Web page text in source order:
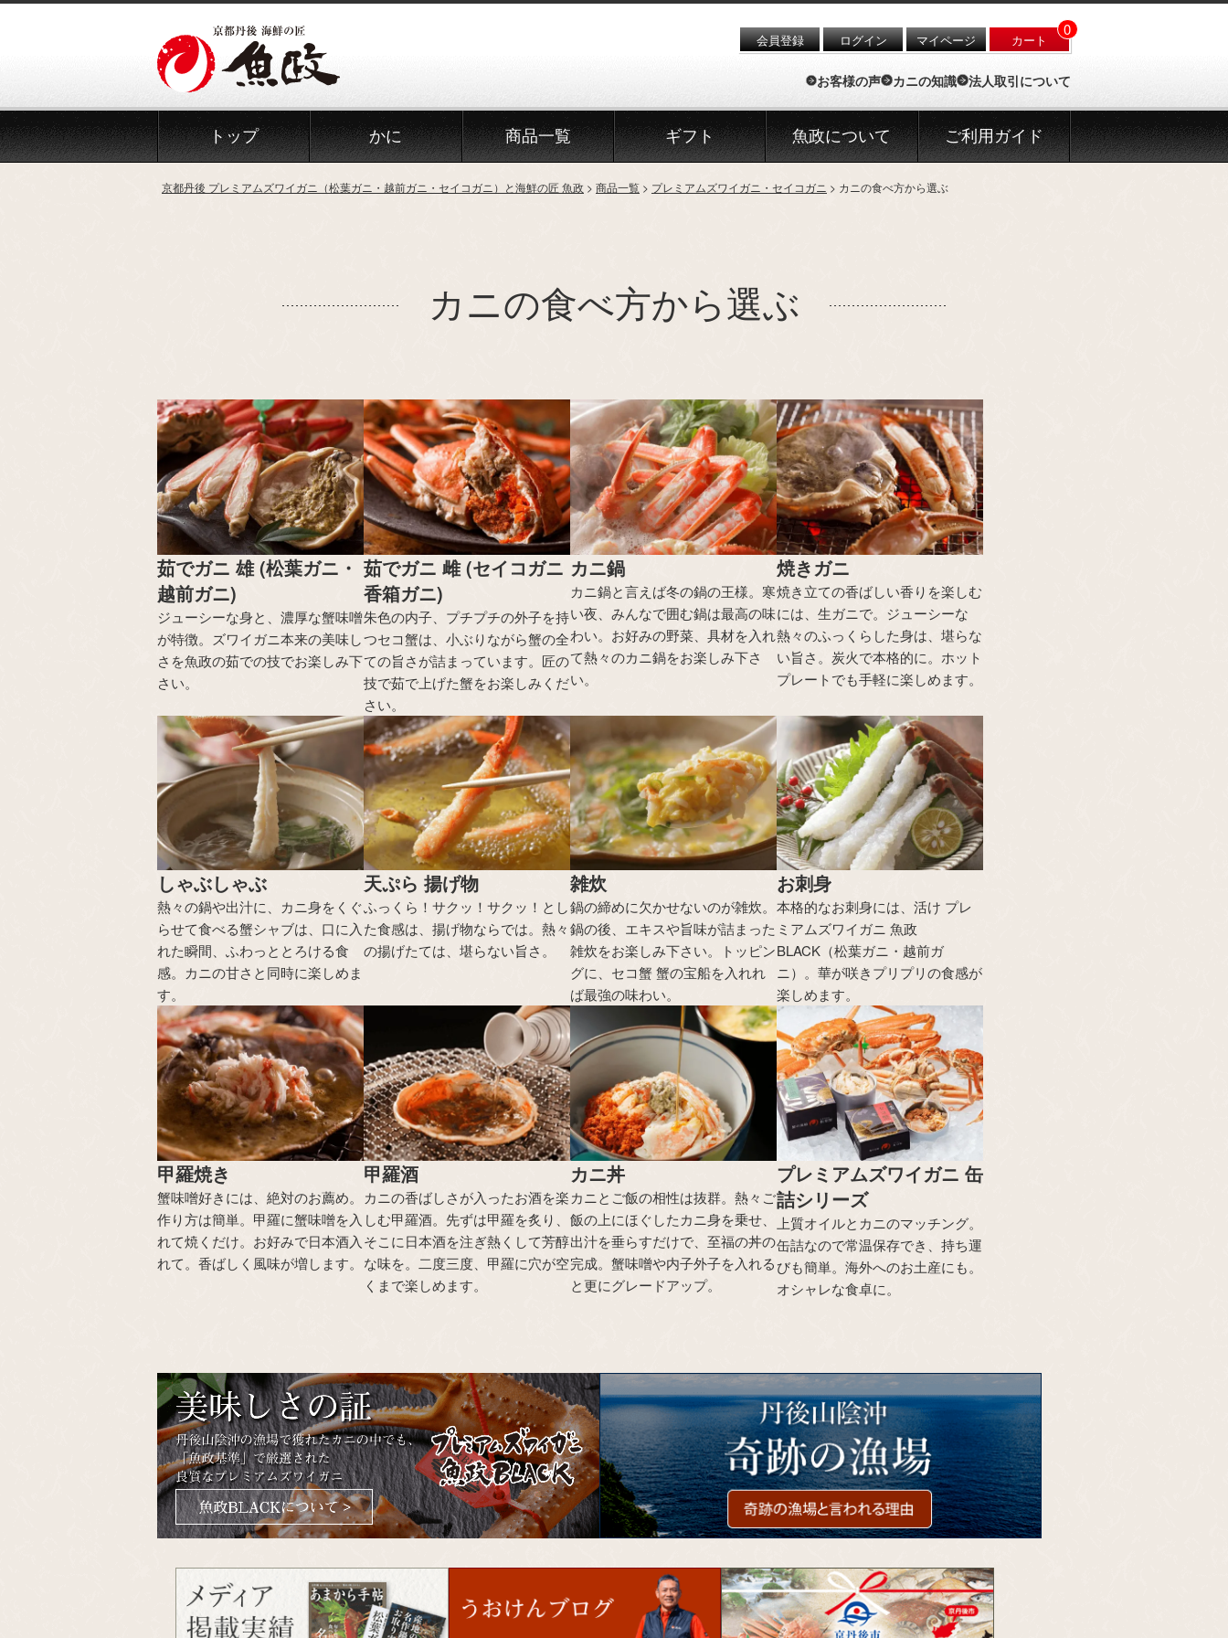
会員登録 ログイン マイページ カート
0
お客様の声 カニの知識 法人取引について
トップ かに 商品一覧 ギフト 魚政について ご利用ガイド
京都丹後 プレミアムズワイガニ（松葉ガニ・越前ガニ・セイコガニ）と海鮮の匠 魚政 商品一覧 プレミアムズワイガニ・セイコガニ カニの食べ方から選ぶ
カニの食べ方から選ぶ
茹でガニ 雄 (松葉ガニ・
越前ガニ)
ジューシーな身と、濃厚な蟹味噌
が特徴。ズワイガニ本来の美味し
さを魚政の茹での技でお楽しみ下
さい。
茹でガニ 雌 (セイコガニ
香箱ガニ)
朱色の内子、プチプチの外子を持
つセコ蟹は、小ぶりながら蟹の全
ての旨さが詰まっています。匠の
技で茹で上げた蟹をお楽しみくだ
さい。
カニ鍋
カニ鍋と言えば冬の鍋の王様。寒
い夜、みんなで囲む鍋は最高の味
わい。お好みの野菜、具材を入れ
て熱々のカニ鍋をお楽しみ下さ
い。
焼きガニ
焼き立ての香ばしい香りを楽しむ
には、生ガニで。ジューシーな
熱々のふっくらした身は、堪らな
い旨さ。炭火で本格的に。ホット
プレートでも手軽に楽しめます。
しゃぶしゃぶ
熱々の鍋や出汁に、カニ身をくぐ
らせて食べる蟹シャブは、口に入
れた瞬間、ふわっととろける食
感。カニの甘さと同時に楽しめま
す。
天ぷら 揚げ物
ふっくら！サクッ！サクッ！とし
た食感は、揚げ物ならでは。熱々
の揚げたては、堪らない旨さ。
雑炊
鍋の締めに欠かせないのが雑炊。
鍋の後、エキスや旨味が詰まった
雑炊をお楽しみ下さい。トッピン
グに、セコ蟹 蟹の宝船を入れれ
ば最強の味わい。
お刺身
本格的なお刺身には、活け プレ
ミアムズワイガニ 魚政
BLACK（松葉ガニ・越前ガ
ニ）。華が咲きプリプリの食感が
楽しめます。
甲羅焼き
蟹味噌好きには、絶対のお薦め。
作り方は簡単。甲羅に蟹味噌を入
れて焼くだけ。お好みで日本酒入
れて。香ばしく風味が増します。
甲羅酒
カニの香ばしさが入ったお酒を楽
しむ甲羅酒。先ずは甲羅を炙り、
そこに日本酒を注ぎ熱くして芳醇
な味を。二度三度、甲羅に穴が空
くまで楽しめます。
カニ丼
カニとご飯の相性は抜群。熱々ご
飯の上にほぐしたカニ身を乗せ、
出汁を垂らすだけで、至福の丼の
完成。蟹味噌や内子外子を入れる
と更にグレードアップ。
プレミアムズワイガニ 缶
詰シリーズ
上質オイルとカニのマッチング。
缶詰なので常温保存でき、持ち運
びも簡単。海外へのお土産にも。
オシャレな食卓に。